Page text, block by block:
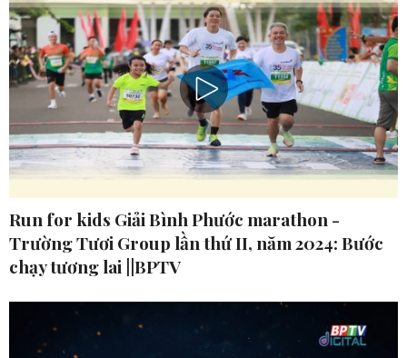
Run for kids Giải Bình Phước marathon -
Trường Tươi Group lần thứ II, năm 2024: Bước
chạy tương lai ||BPTV